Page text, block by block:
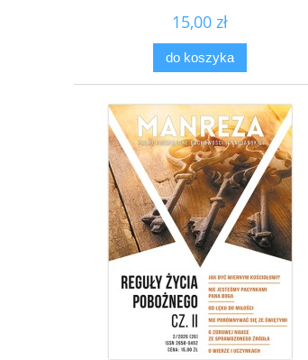
15,00 zł
do koszyka